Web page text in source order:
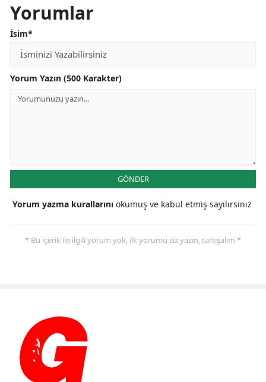
Yorumlar
İsim*
Yorum Yazın (500 Karakter)
GÖNDER
Yorum yazma kurallarını okumuş ve kabul etmiş sayılırsınız
* Bu içerik ile ilgili yorum yok, ilk yorumu siz yazın, tartışalım *